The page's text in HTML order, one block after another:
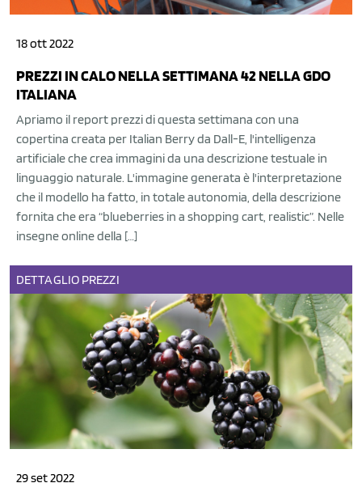
18 ott 2022
PREZZI IN CALO NELLA SETTIMANA 42 NELLA GDO
ITALIANA
Apriamo il report prezzi di questa settimana con una
copertina creata per Italian Berry da Dall-E, l'intelligenza
artificiale che crea immagini da una descrizione testuale in
linguaggio naturale. L'immagine generata è l'interpretazione
che il modello ha fatto, in totale autonomia, della descrizione
fornita che era “blueberries in a shopping cart, realistic”. Nelle
insegne online della […]
DETTAGLIO PREZZI
29 set 2022